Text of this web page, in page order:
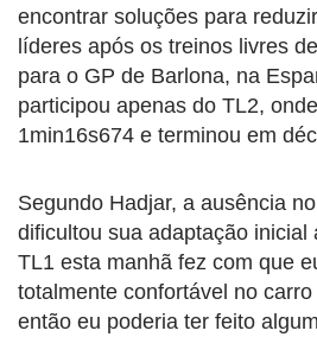
encontrar soluções para
líderes após os treinos livres
para o GP de Barlona, na
participou apenas do TL2,
1min16s674 e terminou em
Segundo Hadjar, a ausência
dificultou sua adaptação inicial
TL1 esta manhã fez com que
totalmente confortável no
então eu poderia ter feito